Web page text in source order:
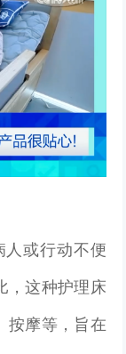
人或行动不便
，这种护理床
按摩等，旨在